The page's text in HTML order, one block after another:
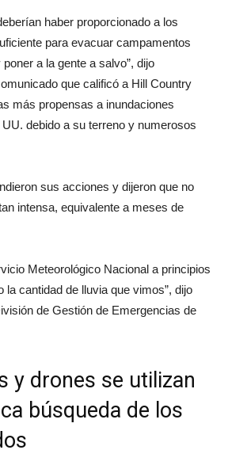
haber proporcionado a los
para evacuar campamentos
a la gente a salvo”, dijo
que calificó a Hill Country
más propensas a inundaciones
debido a su terreno y numerosos
sus acciones y dijeron que no
intensa, equivalente a meses de
Meteorológico Nacional a principios
la cantidad de lluvia que vimos”, dijo
de Gestión de Emergencias de
y drones se utilizan
búsqueda de los